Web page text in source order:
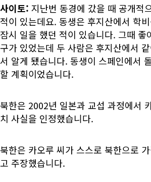
사이토: 지난번 동경에 갔을 때 공개적
적이 있는데요. 동생은 후지산에서 학
잠시 일을 했던 적이 있습니다. 그때 좋
구가 있었는데 두 사람은 후지산에서
서 알게 됐습니다. 동생이 스페인에서
할 계획이었습니다.
북한은 2002년 일본과 교섭 과정에서
치 사실을 인정했습니다.
북한은 카오루 씨가 스스로 북한으로
고 주장했습니다.